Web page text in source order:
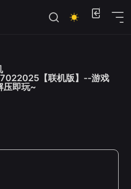
【联机版】--游戏
压即玩~